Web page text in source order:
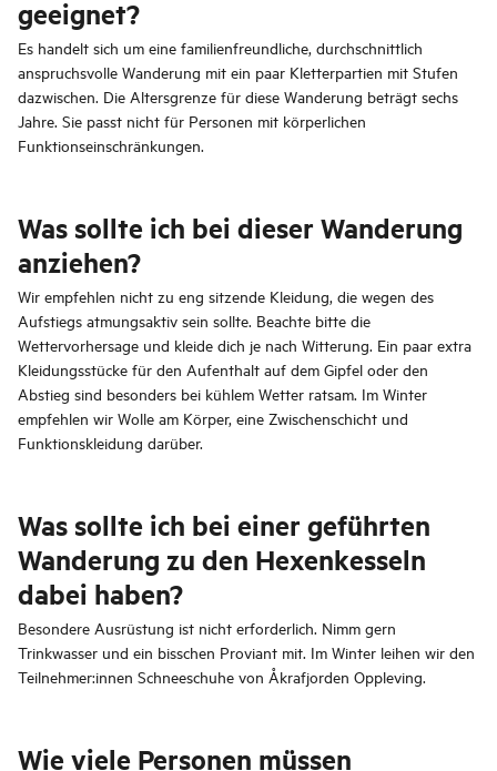
geeignet?
Es handelt sich um eine familienfreundliche, durchschnittlich
anspruchsvolle Wanderung mit ein paar Kletterpartien mit Stufen
dazwischen. Die Altersgrenze für diese Wanderung beträgt sechs
Jahre. Sie passt nicht für Personen mit körperlichen
Funktionseinschränkungen.
Was sollte ich bei dieser Wanderung
anziehen?
Wir empfehlen nicht zu eng sitzende Kleidung, die wegen des
Aufstiegs atmungsaktiv sein sollte. Beachte bitte die
Wettervorhersage und kleide dich je nach Witterung. Ein paar extra
Kleidungsstücke für den Aufenthalt auf dem Gipfel oder den
Abstieg sind besonders bei kühlem Wetter ratsam. Im Winter
empfehlen wir Wolle am Körper, eine Zwischenschicht und
Funktionskleidung darüber.
Was sollte ich bei einer geführten
Wanderung zu den Hexenkesseln
dabei haben?
Besondere Ausrüstung ist nicht erforderlich. Nimm gern
Trinkwasser und ein bisschen Proviant mit. Im Winter leihen wir den
Teilnehmer:innen Schneeschuhe von Åkrafjorden Oppleving.
Wie viele Personen müssen